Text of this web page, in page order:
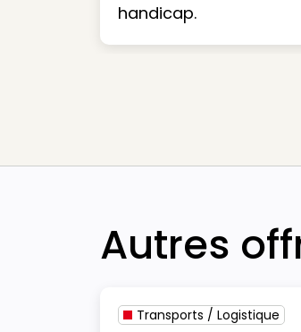
handicap.
Autres
Transports / Logistique